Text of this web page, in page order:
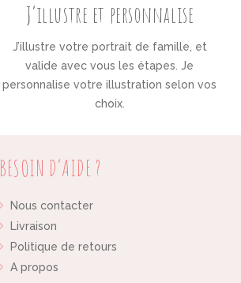
J’illustre et personnalise
J’illustre votre portrait de famille, et
valide avec vous les étapes. Je
personnalise votre illustration selon vos
choix.
BESOIN D’AIDE ?
Nous contacter
Livraison
Politique de retours
A propos